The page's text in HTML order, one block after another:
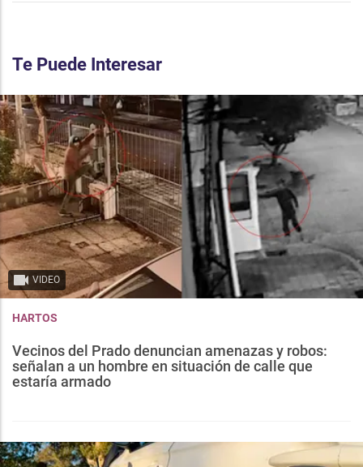
Te Puede Interesar
VIDEO
HARTOS
Vecinos del Prado denuncian amenazas y robos:
señalan a un hombre en situación de calle que
estaría armado